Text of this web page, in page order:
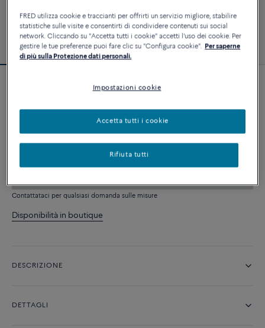
Bracciale Force 10
PERSONALIZZA
Contattataci per qualsiasi domanda sulle misure
Disponibilità in boutique
DESCRIZIONE
DETTAGLI
FRED utilizza cookie e traccianti per offrirti un servizio migliore, stabilire
statistiche sulle visite e consentirti di condividere contenuti sui social
network. Cliccando su "Accetta tutti i cookie" accetti l'uso dei cookie. Per
gestire le tue preferenze puoi fare clic su "Configura cookie". Per saperne
di più sulla Protezione dati personali.
Impostazioni cookie
Rifiuta tutti
Accetta tutti i cookie